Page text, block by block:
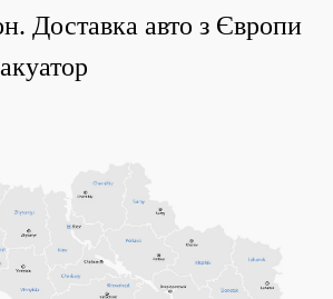
Доставка авто з Європи